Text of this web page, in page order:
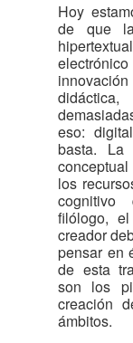
Hoy
de que
eso:
basta. La
los
cognitivo
filólogo,
creador
pensar en
de esta
son los
creación
ámbitos.